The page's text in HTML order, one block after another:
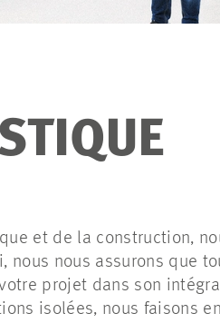
et de la construction,
nous nous assurons que
projet dans son
isolées, nous faisons